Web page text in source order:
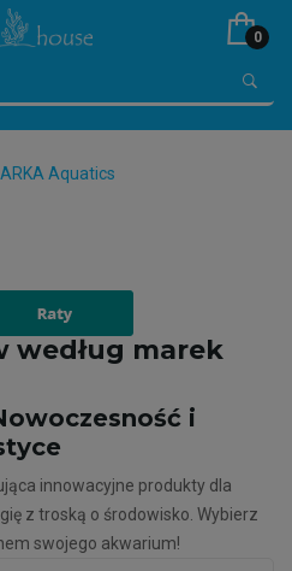
0
ARKA Aquatics
marek
i
innowacyjne produkty dla
z troską o środowisko. Wybierz
swojego akwarium!